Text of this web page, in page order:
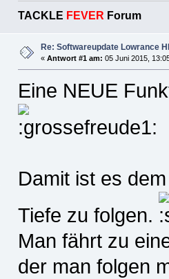
TACKLE FEVER Forum
Re: Softwareupdate Lowrance
« Antwort #1 am: 05 Juni 2015,
Eine NEUE
Damit ist es
Tiefe zu folgen.
Man fährt zu
der man folgen